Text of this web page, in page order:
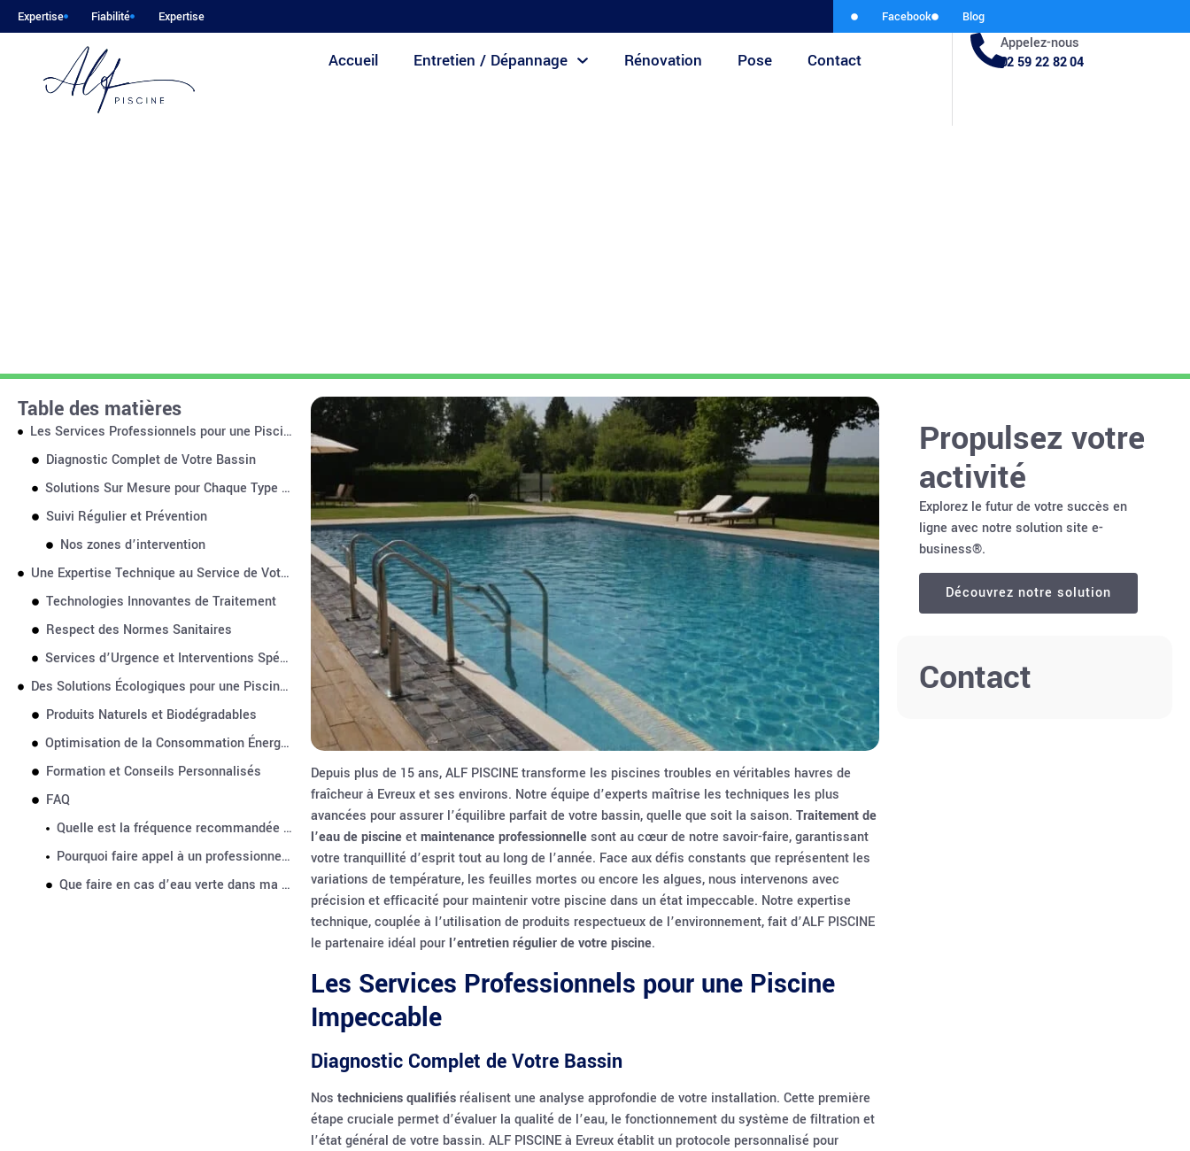
Expertise Fiabilité Expertise Facebook Blog
Accueil Entretien / Dépannage Rénovation Pose Contact
Appelez-nous
02 59 22 82 04
Table des matières
Les Services Professionnels pour une Piscine Impeccable
Diagnostic Complet de Votre Bassin
Solutions Sur Mesure pour Chaque Type de Piscine
Suivi Régulier et Prévention
Nos zones d’intervention
Une Expertise Technique au Service de Votre Confort
Technologies Innovantes de Traitement
Respect des Normes Sanitaires
Services d’Urgence et Interventions Spéciales
Des Solutions Écologiques pour une Piscine Saine
Produits Naturels et Biodégradables
Optimisation de la Consommation Énergétique
Formation et Conseils Personnalisés
FAQ
Quelle est la fréquence recommandée pour un entretien professionnel de piscine ?
Pourquoi faire appel à un professionnel plutôt que d’entretenir sa piscine soi-même ?
Que faire en cas d’eau verte dans ma piscine ?
Depuis plus de 15 ans, ALF PISCINE transforme les piscines troubles en véritables havres de
fraîcheur à Evreux et ses environs. Notre équipe d’experts maîtrise les techniques les plus
avancées pour assurer l’équilibre parfait de votre bassin, quelle que soit la saison. Traitement de
l’eau de piscineetmaintenance professionnellesont au cœur de notre savoir-faire, garantissant
votre tranquillité d’esprit tout au long de l’année. Face aux défis constants que représentent les
variations de température, les feuilles mortes ou encore les algues, nous intervenons avec
précision et efficacité pour maintenir votre piscine dans un état impeccable. Notre expertise
technique, couplée à l’utilisation de produits respectueux de l’environnement, fait d’ALF PISCINE
le partenaire idéal pour l’entretien régulier de votre piscine.
Les Services Professionnels pour une Piscine
Impeccable
Diagnostic Complet de Votre Bassin
Nos techniciens qualifiés réalisent une analyse approfondie de votre installation. Cette première
étape cruciale permet d’évaluer la qualité de l’eau, le fonctionnement du système de filtration et
l’état général de votre bassin. ALF PISCINE à Evreux établit un protocole personnalisé pour
Propulsez votre
activité
Explorez le futur de votre succès en
ligne avec notre solution site e-
business®.
Découvrez notre solution
Contact